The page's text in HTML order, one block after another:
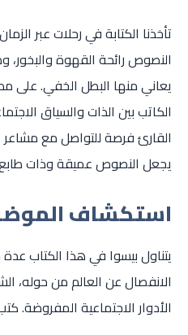
تأخذنا الكتابة في رحلات عبر
النصوص رائحة القهوة
يعاني منها البطل الخفي. على
الكاتب بين الذات والسياق
القارئ فرصة للتواصل مع
يجعل النصوص عميقة وذات
استكشاف
يتناول بيسوا في هذا الكتاب
الانفصال عن العالم من حوله،
الأدوار الاجتماعية المفروضة.